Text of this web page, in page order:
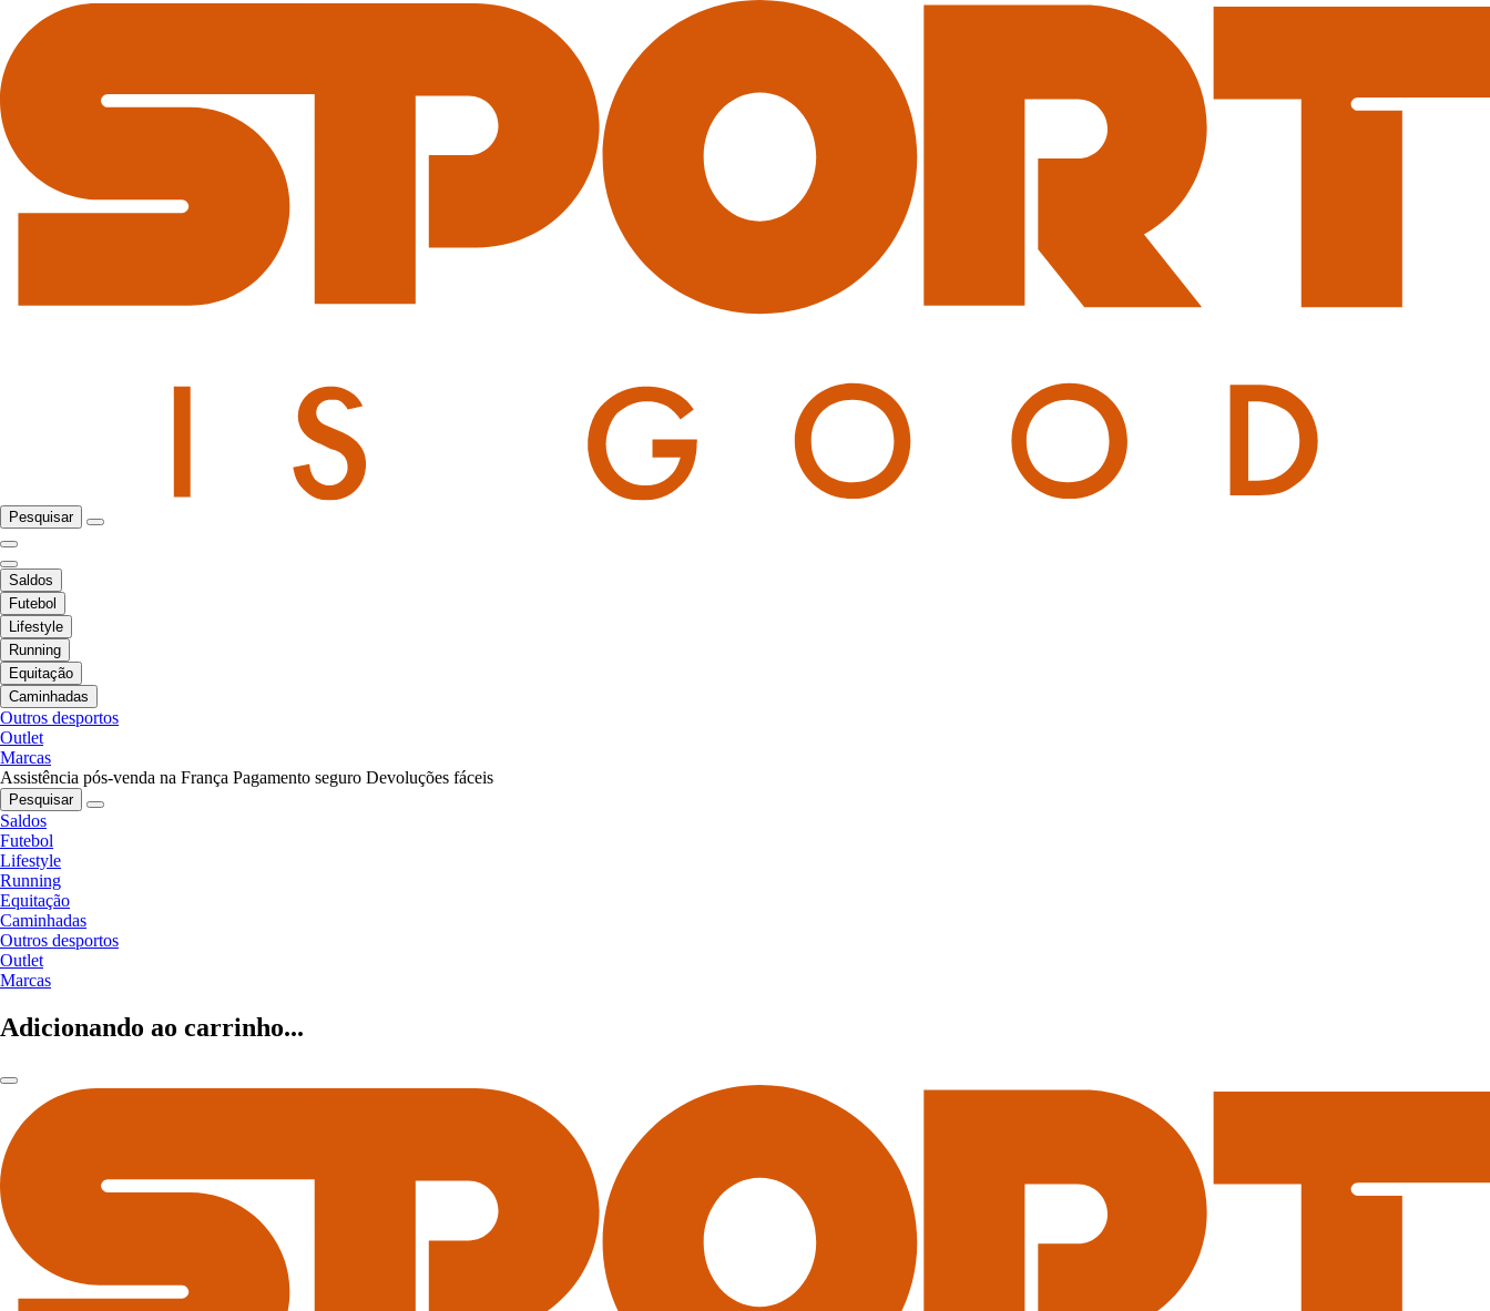
Pesquisar
Saldos
Futebol
Lifestyle
Running
Equitação
Caminhadas
Outros desportos
Outlet
Marcas
Assistência pós-venda na França Pagamento seguro Devoluções fáceis
Pesquisar
Saldos
Futebol
Lifestyle
Running
Equitação
Caminhadas
Outros desportos
Outlet
Marcas
Adicionando ao carrinho...